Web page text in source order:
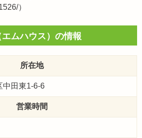
）
ムハウス）の情報
所在地
中田東1-6-6
営業時間